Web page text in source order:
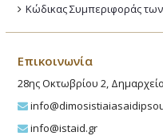
Κώδικας Συμπεριφοράς
Επικοινωνία
28ης Οκτωβρίου 2,
info@istaid.gr